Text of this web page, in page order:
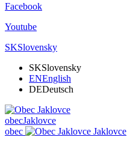
Facebook
Youtube
SKSlovensky
SKSlovensky
ENEnglish
DEDeutsch
obecJaklovce
obec
Jaklovce